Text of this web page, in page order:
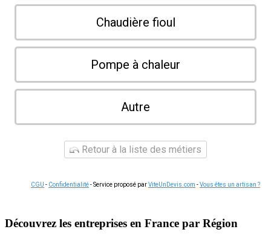
Chaudière fioul
Pompe à chaleur
Autre
Retour à la liste des métiers
CGU - Confidentialité- Service proposé parViteUnDevis.com -Vous êtes un artisan ?
Découvrez les entreprises en France par Région